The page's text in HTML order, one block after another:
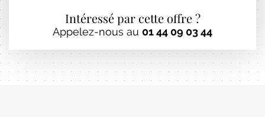
Intéressé par cette offre ?
Appelez-nous au 01 44 09 03 44